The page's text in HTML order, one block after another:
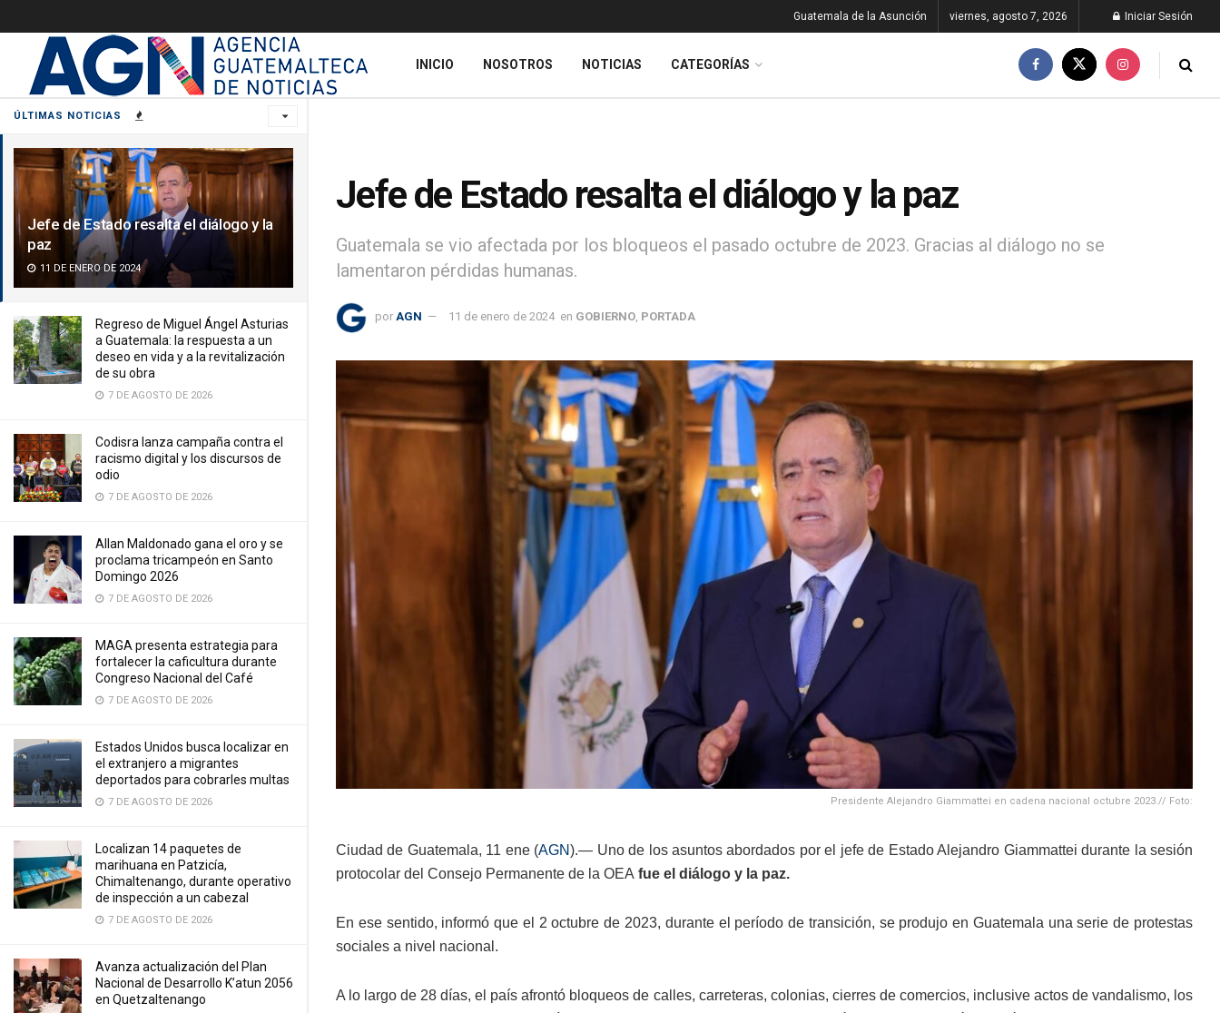
ÚLTIMAS NOTICIAS
Jefe de Estado resalta el diálogo y la
paz
11 DE ENERO DE 2024
Regreso de Miguel Ángel Asturias
a Guatemala: la respuesta a un
deseo en vida y a la revitalización
de su obra
7 DE AGOSTO DE 2026
Codisra lanza campaña contra el
racismo digital y los discursos de
odio
7 DE AGOSTO DE 2026
Allan Maldonado gana el oro y se
proclama tricampeón en Santo
Domingo 2026
7 DE AGOSTO DE 2026
MAGA presenta estrategia para
fortalecer la caficultura durante
Congreso Nacional del Café
7 DE AGOSTO DE 2026
Estados Unidos busca localizar en
el extranjero a migrantes
deportados para cobrarles multas
7 DE AGOSTO DE 2026
Localizan 14 paquetes de
marihuana en Patzicía,
Chimaltenango, durante operativo
de inspección a un cabezal
7 DE AGOSTO DE 2026
Avanza actualización del Plan
Nacional de Desarrollo K’atun 2056
en Quetzaltenango
Guatemala de la Asunción viernes, agosto 7, 2026 Iniciar Sesión
INICIO NOSOTROS NOTICIAS CATEGORÍAS
Jefe de Estado resalta el diálogo y la paz
Guatemala se vio afectada por los bloqueos el pasado octubre de 2023. Gracias al diálogo no se
lamentaron pérdidas humanas.
por AGN 11 de enero de 2024 en GOBIERNO PORTADA
Presidente Alejandro Giammattei en cadena nacional octubre 2023.// Foto:
Ciudad de Guatemala, 11 ene (AGN).— Uno de los asuntos abordados por el jefe de Estado Alejandro Giammattei durante la sesión
protocolar del Consejo Permanente de la OEA fue el diálogo y la paz.
En ese sentido, informó que el 2 octubre de 2023, durante el período de transición, se produjo en Guatemala una serie de protestas
sociales a nivel nacional.
A lo largo de 28 días, el país afrontó bloqueos de calles, carreteras, colonias, cierres de comercios, inclusive actos de vandalismo, los